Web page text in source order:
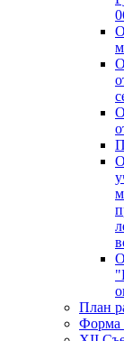
План
Форма